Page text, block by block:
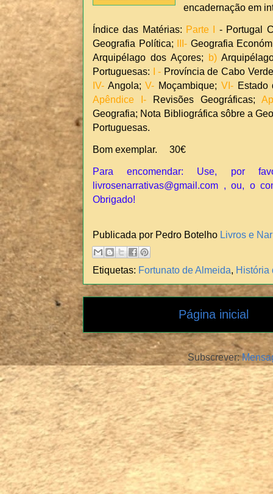
encadernação em
Índice das Matérias: Parte I - Portugal
Geografia Política; III- Geografia
Arquipélago dos Açores; b)
Portuguesas: I - Província de Cabo
IV- Angola;V- Moçambique; VI- Estado
Apêndice I- Revisões Geográficas;
Geografia; Nota Bibliográfica sôbre a
Portuguesas.
Bom exemplar. 30€
Para encomendar: Use, por
livrosenarrativas@gmail.com , ou, o
Obrigado!
Publicada por Pedro Botelho Livros e
Etiquetas: Fortunato de Almeida, História
Página inicial
Subscrever: